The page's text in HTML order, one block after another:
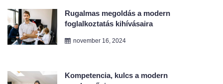
Kompetencia, kulcs a modern